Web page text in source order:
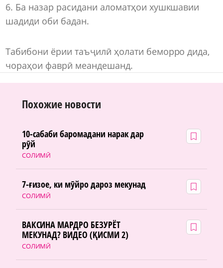
6. Ба назар расидани аломатҳои хушкшавии
шадиди оби бадан.
Табибони ёрии таъҷилӣ ҳолати беморро дида,
чораҳои фаврӣ меандешанд.
Похожие новости
СОЛИМӢ
10-сабаби баромадани нарак дар
рӯй
СОЛИМӢ
7-ғизое, ки мӯйро дароз мекунад
СОЛИМӢ
ВАКСИНА МАРДРО БЕЗУРЁТ
МЕКУНАД? ВИДЕО (ҚИСМИ 2)